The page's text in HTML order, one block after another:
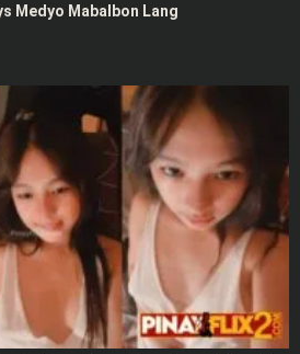
Medyo Mabalbon Lang